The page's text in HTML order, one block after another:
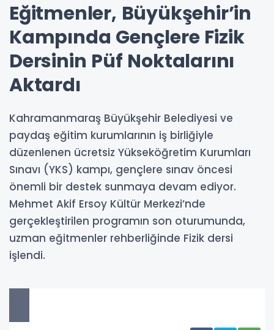
Eğitmenler, Büyükşehir’in
Kampında Gençlere Fizik
Dersinin Püf Noktalarını
Aktardı
Kahramanmaraş Büyükşehir Belediyesi ve
paydaş eğitim kurumlarının iş birliğiyle
düzenlenen ücretsiz Yükseköğretim Kurumları
Sınavı (YKS) kampı, gençlere sınav öncesi
önemli bir destek sunmaya devam ediyor.
Mehmet Akif Ersoy Kültür Merkezi’nde
gerçekleştirilen programın son oturumunda,
uzman eğitmenler rehberliğinde Fizik dersi
işlendi.